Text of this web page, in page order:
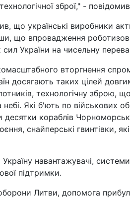
зброї," -
що українські виробники
що впровадження
України на чисельну
вторгнення
досягають таких цілей
технологічну зброю,
небі. Які б'ють по військових
десятки кораблів
снайперські гвинтівки,
навантажувачі,
підтримки.
Литви, допомога